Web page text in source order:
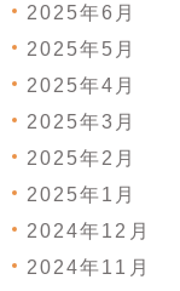
2025年6月
2025年5月
2025年4月
2025年3月
2025年2月
2025年1月
2024年12月
2024年11月